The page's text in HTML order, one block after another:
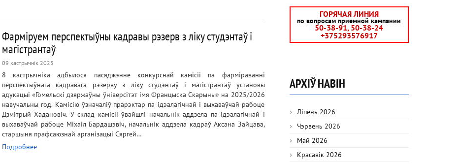
Фарміруем перспектыўны кадравы рэзерв з ліку студэнтаў і
магістрантаў
09 кастрычнік 2025
8 кастрычніка адбылося пасяджэнне конкурснай камісіі па фарміраванні
перспектыўнага кадравага рэзерву з ліку студэнтаў і магістрантаў установы
адукацыі «Гомельскі дзяржаўны ўніверсітэт імя Францыска Скарыны» на 2025/2026
навучальны год. Камісію ўзначаліў прарэктар па ідэалагічнай і выхаваўчай рабоце
Дзмітрый Хадановіч. У склад камісіі ўвайшлі начальнік аддзела па ідэалагічнай і
выхаваўчай рабоце Міхаіл Бардашэвіч, начальнік аддзела кадраў Аксана Зайцава,
старшыня прафсаюзнай арганізацыі Сяргей…
Подробнее
ГОРЯЧАЯ ЛИНИЯ
по вопросам приемной кампании
50-38-91, 50-38-24
+375293576917
АРХІЎ НАВІН
Ліпень 2026
Чэрвень 2026
Май 2026
Красавік 2026